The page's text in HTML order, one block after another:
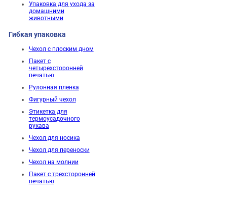
Упаковка для ухода за
домашними
животными
Гибкая упаковка
Чехол с плоским дном
Пакет с
четырехсторонней
печатью
Рулонная пленка
Фигурный чехол
Этикетка для
термоусадочного
рукава
Чехол для носика
Чехол для переноски
Чехол на молнии
Пакет с трехсторонней
печатью